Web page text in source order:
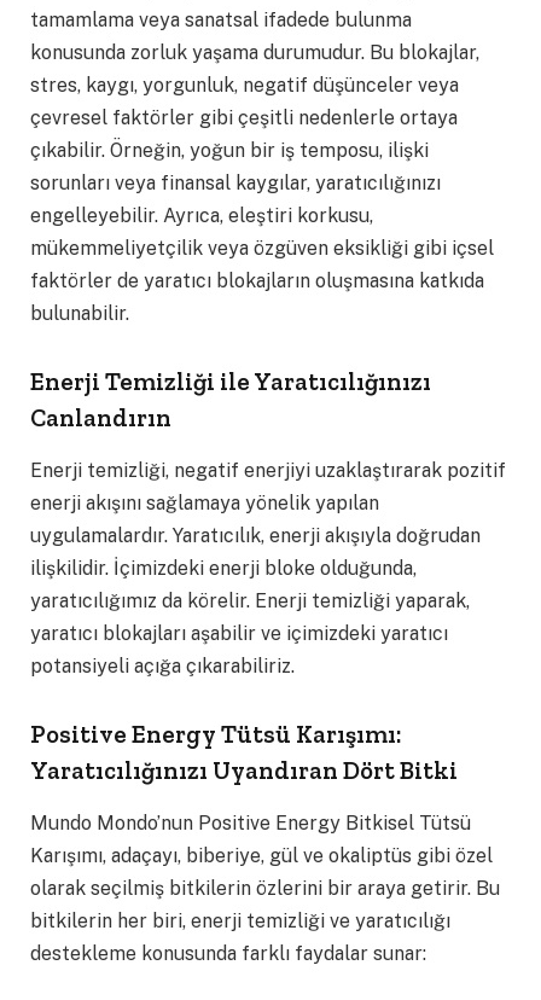
tamamlama veya sanatsal ifadede bulunma
konusunda zorluk yaşama durumudur. Bu blokajlar,
stres, kaygı, yorgunluk, negatif düşünceler veya
çevresel faktörler gibi çeşitli nedenlerle ortaya
çıkabilir. Örneğin, yoğun bir iş temposu, ilişki
sorunları veya finansal kaygılar, yaratıcılığınızı
engelleyebilir. Ayrıca, eleştiri korkusu,
mükemmeliyetçilik veya özgüven eksikliği gibi içsel
faktörler de yaratıcı blokajların oluşmasına katkıda
bulunabilir.
Enerji Temizliği ile Yaratıcılığınızı
Canlandırın
Enerji temizliği, negatif enerjiyi uzaklaştırarak pozitif
enerji akışını sağlamaya yönelik yapılan
uygulamalardır. Yaratıcılık, enerji akışıyla doğrudan
ilişkilidir. İçimizdeki enerji bloke olduğunda,
yaratıcılığımız da körelir. Enerji temizliği yaparak,
yaratıcı blokajları aşabilir ve içimizdeki yaratıcı
potansiyeli açığa çıkarabiliriz.
Positive Energy Tütsü Karışımı:
Yaratıcılığınızı Uyandıran Dört Bitki
Mundo Mondo’nun Positive Energy Bitkisel Tütsü
Karışımı, adaçayı, biberiye, gül ve okaliptüs gibi özel
olarak seçilmiş bitkilerin özlerini bir araya getirir. Bu
bitkilerin her biri, enerji temizliği ve yaratıcılığı
destekleme konusunda farklı faydalar sunar: